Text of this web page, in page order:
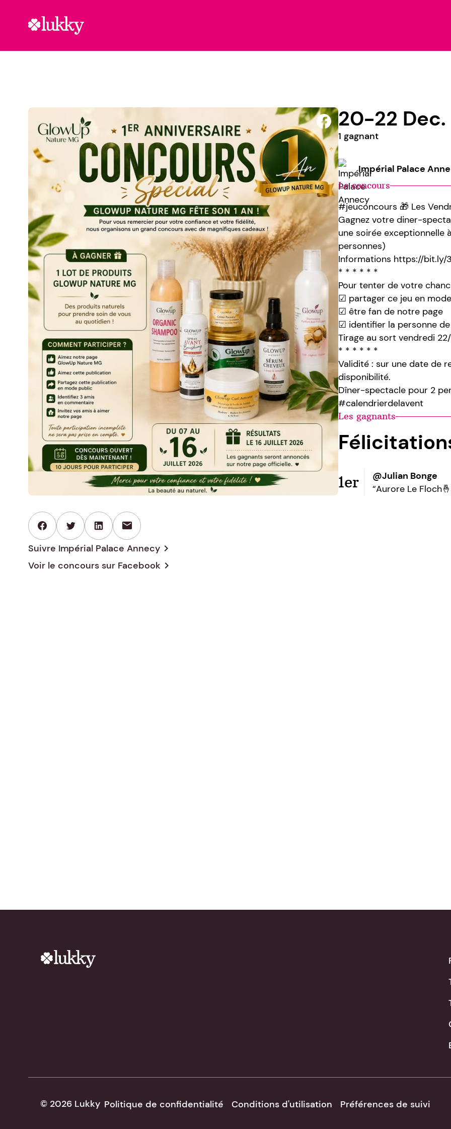
mail
Suivre Impérial Palace Annecy chevron_right
Voir le concours sur Facebook chevron_right
20-22 Dec.
1 gagnant
Impérial Palace
Le concours
#jeuconcours 🎁 Les
Gagnez votre diner-
une soirée exceptionnelle
personnes)
Informations https://bit.ly/
* * * * * *
Pour tenter de votre
☑ partager ce jeu en
☑ être fan de notre page
☑ identifier la personne
Tirage au sort vendredi 22/
* * * * * *
Validité : sur une date de
disponibilité.
Dîner-spectacle pour 2
#calendrierdelavent
Les gagnants
1er
@Julian Bonge
“Aurore Le
Politique de confidentialité Conditions d'utilisation Préférences de suivi
© 2026 Lukky